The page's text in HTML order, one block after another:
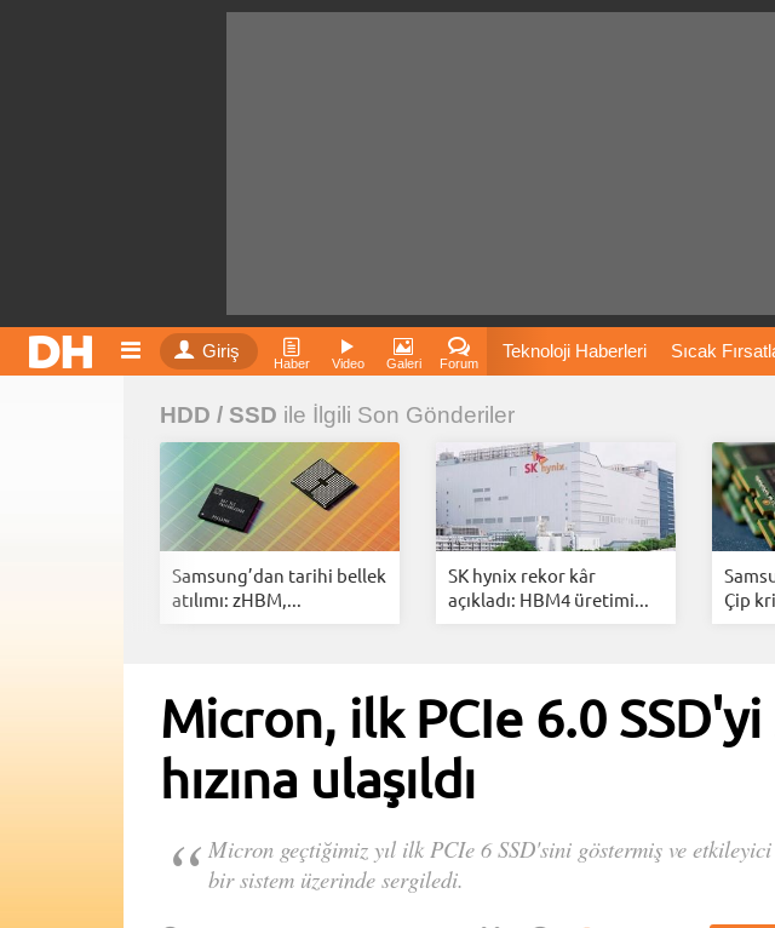
Giriş
Haber Video Galeri Forum
Teknoloji Haberleri Sıcak
Film
Fiyatları Vizyondaki Filmler
İnstagram Dondurma İnstagram
HDD / SSD ile İlgili Son Gönderiler
Samsung’dan tarihi bellek
atılımı: zHBM,...
SK hynix rekor kâr
açıkladı: HBM4 üretimi...
Çip
Micron, ilk PCIe 6.0
hızına ulaşıldı
Micron geçtiğimiz yıl ilk PCIe 6 SSD'sini göstermiş ve
bir sistem üzerinde sergiledi.